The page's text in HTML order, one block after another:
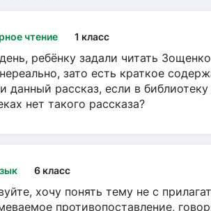
чтение 1 класс
ребёнку задали читать
зато есть краткое
данный рассказ, если в
нет такого рассказа?
6 класс
хочу понять тему не с
противопоставление,